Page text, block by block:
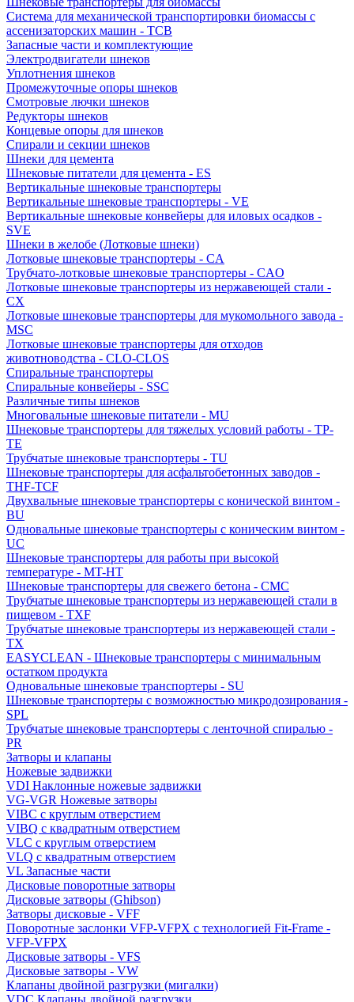
Система для механической транспортировки биомассы с
ассенизаторских машин - TCB
Запасные части и комплектующие
Электродвигатели шнеков
Уплотнения шнеков
Промежуточные опоры шнеков
Смотровые лючки шнеков
Редукторы шнеков
Концевые опоры для шнеков
Спирали и секции шнеков
Шнеки для цемента
Шнековые питатели для цемента - ES
Вертикальные шнековые транспортеры
Вертикальные шнековые транспортеры - VE
Вертикальные шнековые конвейеры для иловых осадков -
SVE
Шнеки в желобе (Лотковые шнеки)
Лотковые шнековые транспортеры - CA
Трубчато-лотковые шнековые транспортеры - CAO
Лотковые шнековые транспортеры из нержавеющей стали -
CX
Лотковые шнековые транспортеры для мукомольного завода -
MSC
Лотковые шнековые транспортеры для отходов
животноводства - CLO-CLOS
Спиральные транспортеры
Спиральные конвейеры - SSC
Различные типы шнеков
Многовальные шнековые питатели - MU
Шнековые транспортеры для тяжелых условий работы - TP-
TE
Трубчатые шнековые транспортеры - TU
Шнековые транспортеры для асфальтобетонных заводов -
THF-TCF
Двухвальные шнековые транспортеры с конической винтом -
BU
Одновальные шнековые транспортеры с коническим винтом -
UC
Шнековые транспортеры для работы при высокой
температуре - MT-HT
Шнековые транспортеры для свежего бетона - CMC
Трубчатые шнековые транспортеры из нержавеющей стали в
пищевом - TXF
Трубчатые шнековые транспортеры из нержавеющей стали -
TX
EASYCLEAN - Шнековые транспортеры с минимальным
остатком продукта
Одновальные шнековые транспортеры - SU
Шнековые транспортеры с возможностью микродозирования -
SPL
Трубчатые шнековые транспортеры с ленточной спиралью -
PR
Затворы и клапаны
Ножевые задвижки
VDI Наклонные ножевые задвижки
VG-VGR Ножевые затворы
VIBC с круглым отверстием
VIBQ с квадратным отверстием
VLC с круглым отверстием
VLQ с квадратным отверстием
VL Запасные части
Дисковые поворотные затворы
Дисковые затворы (Ghibson)
Затворы дисковые - VFF
Поворотные заслонки VFP-VFPX с технологией Fit-Frame -
VFP-VFPX
Дисковые затворы - VFS
Дисковые затворы - VW
Клапаны двойной разгрузки (мигалки)
VDC Клапаны двойной разгрузки